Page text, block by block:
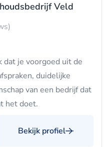
Veld
je voorgoed uit de
duidelijke
van een bedrijf dat
het doet.
Bekijk profiel